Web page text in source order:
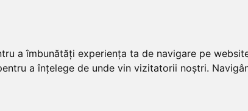
a îmbunătăți experiența ta de navigare pe
a înțelege de unde vin vizitatorii noștri.